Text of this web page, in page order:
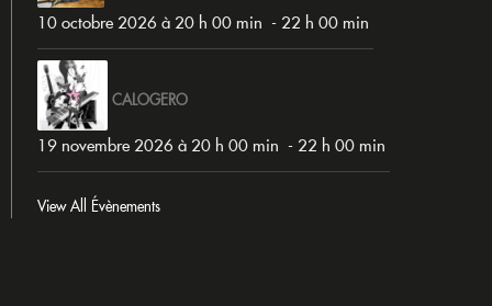
10 octobre 2026 à 20 h 00 min - 22 h 00 min
CALOGERO
19 novembre 2026 à 20 h 00 min - 22 h 00 min
View All Évènements